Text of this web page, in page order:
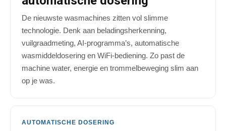
De nieuwste wasmachines zitten vol slimme
technologie. Denk aan beladingsherkenning,
vuilgraadmeting, AI-programma’s, automatische
wasmiddeldosering en WiFi-bediening. Zo past de
machine water, energie en trommelbeweging slim aan
op je was.
AUTOMATISCHE DOSERING